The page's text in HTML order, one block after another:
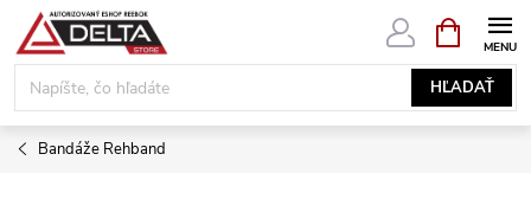
Prejsť
obsah
HĽADAŤ
KOŠÍK
Bandáže Rehband